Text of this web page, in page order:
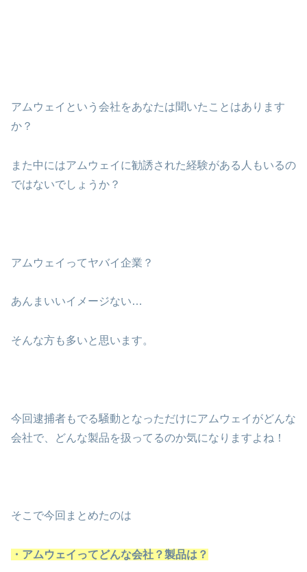
アムウェイという会社をあなたは聞いたことはあります
か？
また中にはアムウェイに勧誘された経験がある人もいるの
ではないでしょうか？
アムウェイってヤバイ企業？
あんまいいイメージない…
そんな方も多いと思います。
今回逮捕者もでる騒動となっただけにアムウェイがどんな
会社で、どんな製品を扱ってるのか気になりますよね！
そこで今回まとめたのは
・アムウェイってどんな会社？製品は？